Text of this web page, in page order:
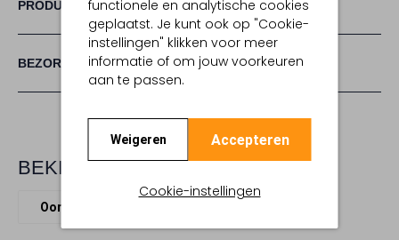
functionele en analytische cookies
geplaatst. Je kunt ook op "Cookie-
instellingen" klikken voor meer
informatie of om jouw voorkeuren
aan te passen.
Weigeren Accepteren
Cookie-instellingen
PRODUCT INFORMATIE
BEZORGEN & RETOURNEREN
BEKIJK MEER
Oorbellen